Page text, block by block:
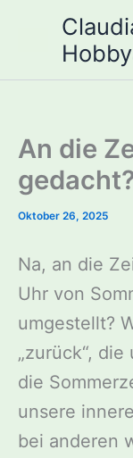
An die
Oktober 26, 2025
Na, an die
Uhr von
umgestellt?
„zurück“,
die
unsere
bei anderen